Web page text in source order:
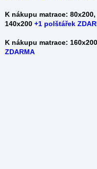
K nákupu matrace:
140x200 +1 polštářek
K nákupu matrace:
ZDARMA